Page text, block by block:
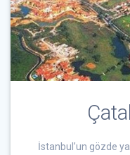
İstanbul’un gözde